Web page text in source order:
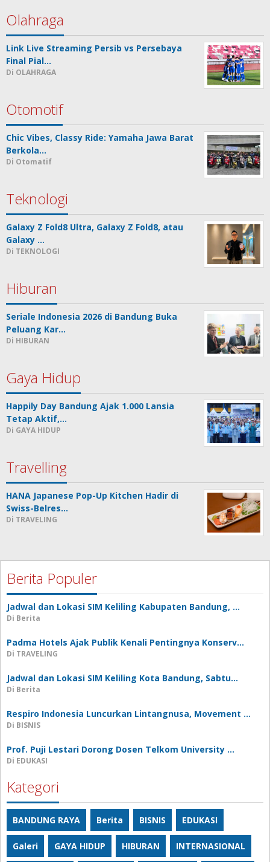
Olahraga
Link Live Streaming Persib vs Persebaya
Final Pial…
Di OLAHRAGA
Otomotif
Chic Vibes, Classy Ride: Yamaha Jawa Barat
Berkola…
Di Otomatif
Teknologi
Galaxy Z Fold8 Ultra, Galaxy Z Fold8, atau
Galaxy …
Di TEKNOLOGI
Hiburan
Seriale Indonesia 2026 di Bandung Buka
Peluang Kar…
Di HIBURAN
Gaya Hidup
Happily Day Bandung Ajak 1.000 Lansia
Tetap Aktif,…
Di GAYA HIDUP
Travelling
HANA Japanese Pop-Up Kitchen Hadir di
Swiss-Belres…
Di TRAVELING
Berita Populer
Jadwal dan Lokasi SIM Keliling Kabupaten Bandung, …
Di Berita
Padma Hotels Ajak Publik Kenali Pentingnya Konserv…
Di TRAVELING
Jadwal dan Lokasi SIM Keliling Kota Bandung, Sabtu…
Di Berita
Respiro Indonesia Luncurkan Lintangnusa, Movement …
Di BISNIS
Prof. Puji Lestari Dorong Dosen Telkom University …
Di EDUKASI
Kategori
BANDUNG RAYA Berita BISNIS EDUKASI
Galeri GAYA HIDUP HIBURAN INTERNASIONAL